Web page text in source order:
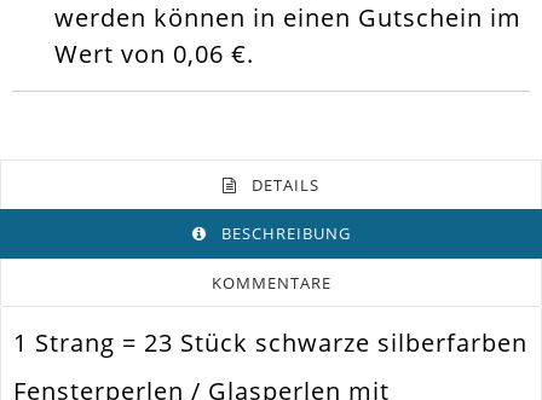
werden können in einen Gutschein im
Wert von 0,06 €.
DETAILS
BESCHREIBUNG
KOMMENTARE
Farbe Schwarz. Silber
Funktion Schmuckperle
1 Strang = 23 Stück schwarze silberfarben
Fensterperlen / Glasperlen mit